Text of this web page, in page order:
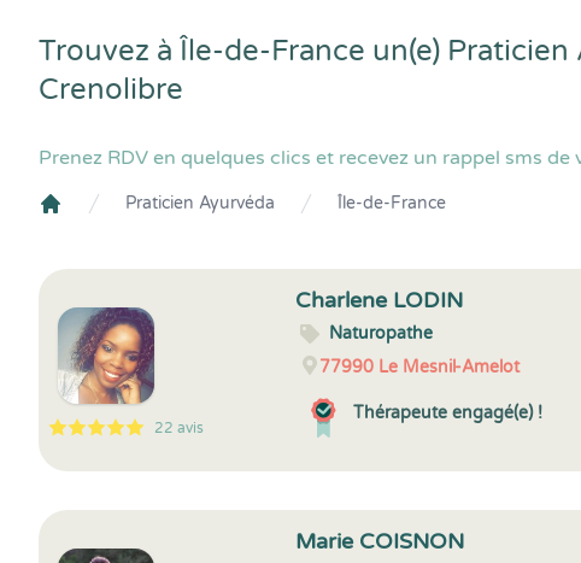
Trouvez à Île-de-France un(e)
Crenolibre
Prenez RDV en quelques clics et recevez un rappel sms
Praticien Ayurvéda Île-de-France
5
1
5
22 22 avis
Charlene LODIN
Naturopathe
77990 Le Mesnil-Amelot
Thérapeute engagé(e) !
Marie COISNON